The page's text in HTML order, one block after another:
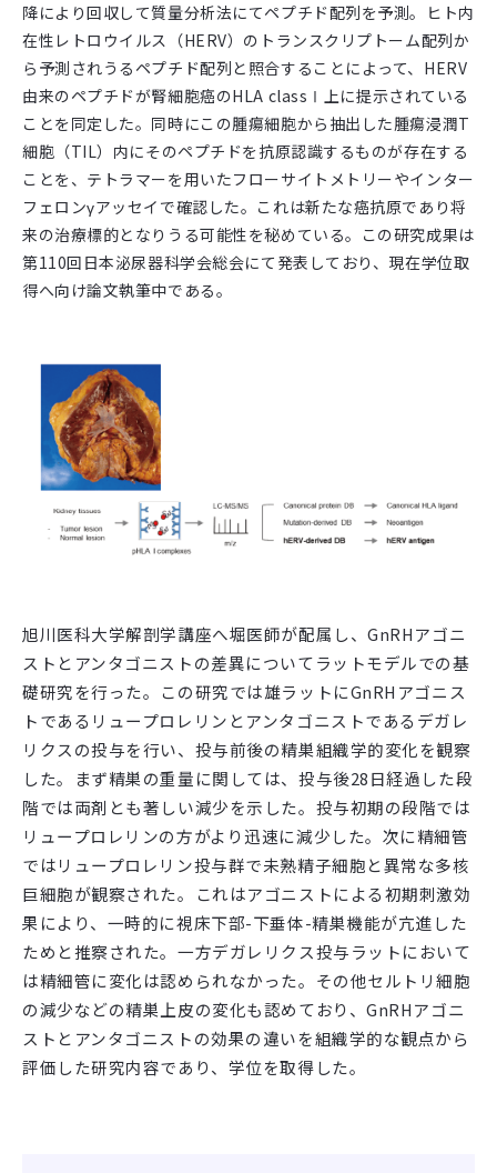
降により回収して質量分析法にてペプチド配列を予測。ヒト内
在性レトロウイルス（HERV）のトランスクリプトーム配列か
ら予測されうるペプチド配列と照合することによって、HERV
由来のペプチドが腎細胞癌のHLA classⅠ上に提示されている
ことを同定した。同時にこの腫瘍細胞から抽出した腫瘍浸潤T
細胞（TIL）内にそのペプチドを抗原認識するものが存在する
ことを、テトラマーを用いたフローサイトメトリーやインター
フェロンγアッセイで確認した。これは新たな癌抗原であり将
来の治療標的となりうる可能性を秘めている。この研究成果は
第110回日本泌尿器科学会総会にて発表しており、現在学位取
得へ向け論文執筆中である。
旭川医科大学解剖学講座へ堀医師が配属し、GnRHアゴニ
ストとアンタゴニストの差異についてラットモデルでの基
礎研究を行った。この研究では雄ラットにGnRH アゴニス
トであるリュープロレリンとアンタゴニストであるデガレ
リクスの投与を行い、投与前後の精巣組織学的変化を観察
した。まず精巣の重量に関しては、投与後28日経過した段
階では両剤とも著しい減少を示した。投与初期の段階では
リュープロレリンの方がより迅速に減少した。次に精細管
ではリュープロレリン投与群で未熟精子細胞と異常な多核
巨細胞が観察された。これはアゴニストによる初期刺激効
果により、一時的に視床下部-下垂体-精巣機能が亢進した
ためと推察された。一方デガレリクス投与ラットにおいて
は精細管に変化は認められなかった。その他セルトリ細胞
の減少などの精巣上皮の変化も認めており、GnRHアゴニ
ストとアンタゴニストの効果の違いを組織学的な観点から
評価した研究内容であり、学位を取得した。